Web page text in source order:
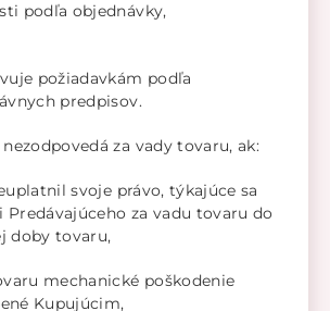
podľa objednávky,
požiadavkám podľa
predpisov.
za vady tovaru, ak:
svoje právo, týkajúce sa
Predávajúceho za vadu tovaru do
doby tovaru,
mechanické poškodenie
Kupujúcim,